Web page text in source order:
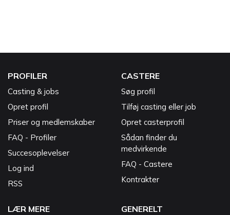
PROFILER
Casting & jobs
Opret profil
Priser og medlemskaber
FAQ - Profiler
Succesoplevelser
Log ind
RSS
CASTERE
Søg profil
Tilføj casting eller job
Opret casterprofil
Sådan finder du
medvirkende
FAQ - Castere
Kontrakter
LÆR MERE GENERELT